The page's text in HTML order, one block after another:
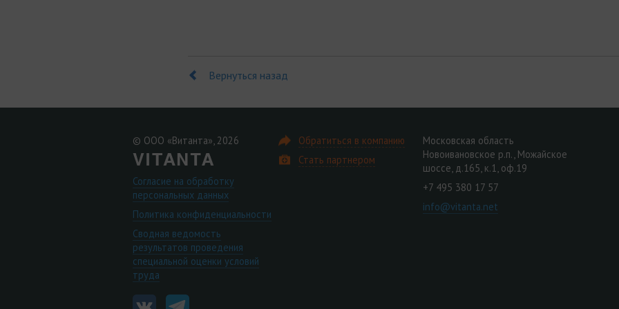
Вернуться назад
© ООО «Витанта», 2026
Согласие на обработку
персональных данных
Политика конфиденциальности
Сводная ведомость
результатов проведения
специальной оценки условий
труда
Обратиться в компанию
Стать партнером
Московская область
Новоивановское р.п., Можайское
шоссе, д.165, к.1, оф.19
+7 495 380 17 57
info@vitanta.net